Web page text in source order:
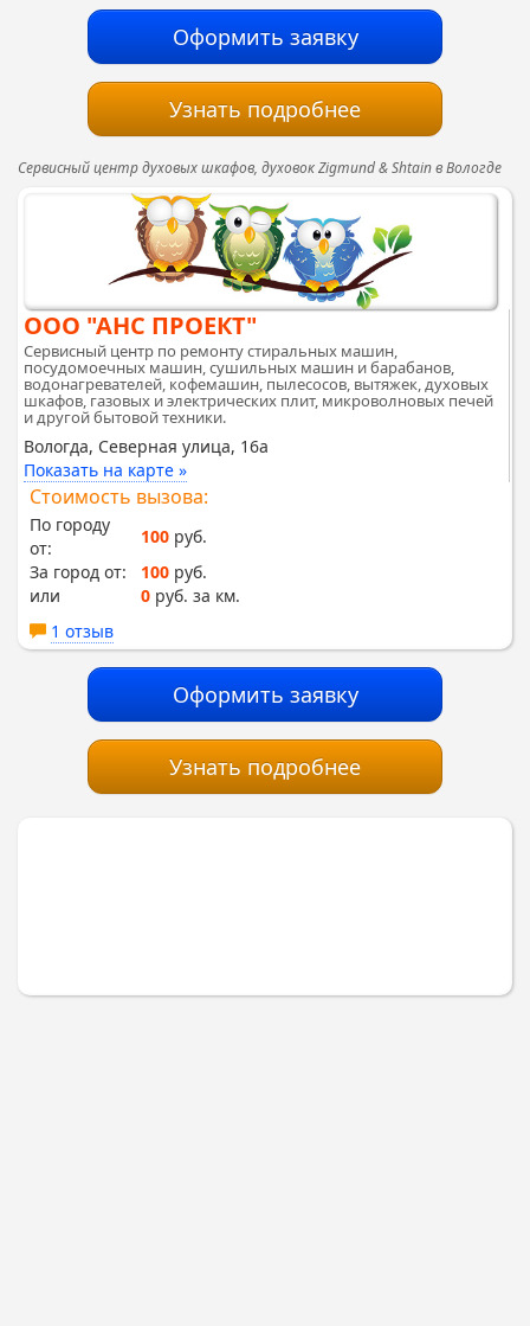
Оформить заявку
Узнать подробнее
Сервисный центр духовых шкафов, духовок Zigmund & Shtain в Вологде
ООО "АНС ПРОЕКТ"
Сервисный центр по ремонту стиральных машин,
посудомоечных машин, сушильных машин и барабанов,
водонагревателей, кофемашин, пылесосов, вытяжек, духовых
шкафов, газовых и электрических плит, микроволновых печей
и другой бытовой техники.
Вологда, Северная улица, 16а
Показать на карте »
Стоимость вызова:
По городу
от:
100 руб.
За город от:
100 руб.
или
0 руб. за км.
1 отзыв
Оформить заявку
Узнать подробнее